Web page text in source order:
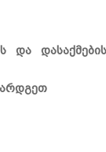
და დასაქმების